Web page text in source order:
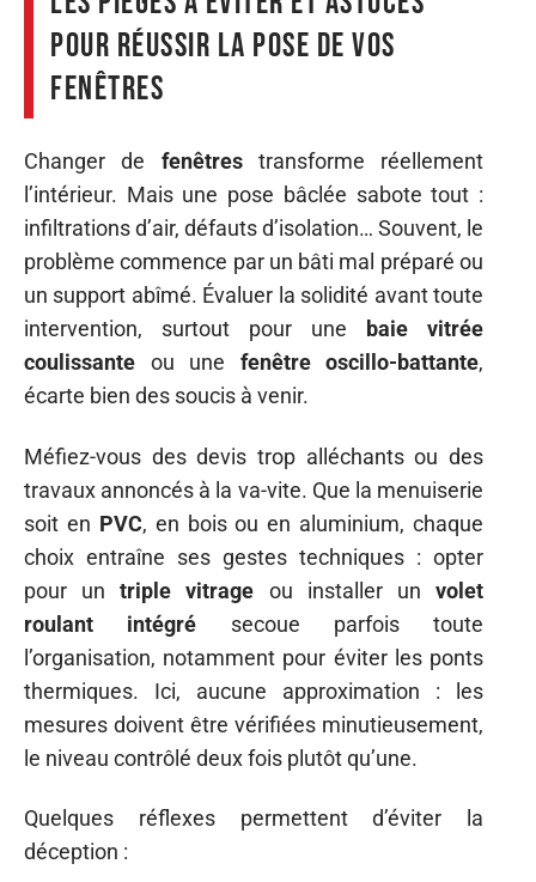
pour réussir la pose de vos
fenêtres
Changer de fenêtrestransforme réellement
l’intérieur. Mais une pose bâclée sabote tout :
infiltrations d’air, défauts d’isolation… Souvent, le
problème commence par un bâti mal préparé ou
un support abîmé. Évaluer la solidité avant toute
intervention, surtout pour une
baie vitrée
coulissante ou une fenêtre oscillo-battante,
écarte bien des soucis à venir.
Méfiez-vous des devis trop alléchants ou des
travaux annoncés à la va-vite. Que la menuiserie
soit en PVC, en bois ou en aluminium, chaque
choix entraîne ses gestes techniques : opter
pour untriple vitrage ou installer unvolet
roulant intégré secoue parfois toute
l’organisation, notamment pour éviter les ponts
thermiques. Ici, aucune approximation : les
mesures doivent être vérifiées minutieusement,
le niveau contrôlé deux fois plutôt qu’une.
Quelques réflexes permettent d’éviter la
déception :